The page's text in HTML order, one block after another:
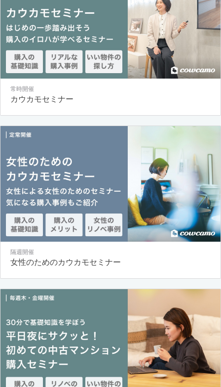
常時開催
カウカモセミナー
隔週開催
女性のためのカウカモセミナー